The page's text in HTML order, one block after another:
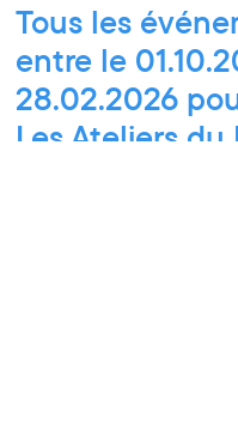
Tous les
entre le
28.02.2026
Les Ateliers du